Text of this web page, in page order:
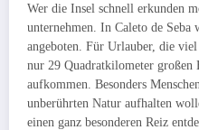
Wer die Insel schnell erkunden
unternehmen. In Caleto de Seba
angeboten. Für Urlauber, die
nur 29 Quadratkilometer großen
aufkommen. Besonders
unberührten Natur aufhalten
einen ganz besonderen Reiz